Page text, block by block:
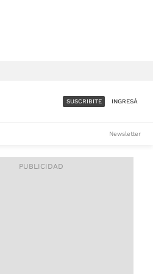
ACCESO FULL - $1.800/MES
SUSCRIBITE INGRESÁ
Newsletter